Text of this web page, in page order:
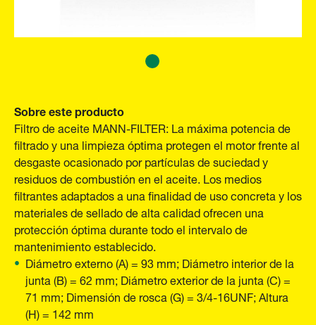
Sobre este producto
Filtro de aceite MANN-FILTER: La máxima potencia de
filtrado y una limpieza óptima protegen el motor frente al
desgaste ocasionado por partículas de suciedad y
residuos de combustión en el aceite. Los medios
filtrantes adaptados a una finalidad de uso concreta y los
materiales de sellado de alta calidad ofrecen una
protección óptima durante todo el intervalo de
mantenimiento establecido.
Diámetro externo (A) = 93 mm; Diámetro interior de la
junta (B) = 62 mm; Diámetro exterior de la junta (C) =
71 mm; Dimensión de rosca (G) = 3/4-16UNF; Altura
(H) = 142 mm